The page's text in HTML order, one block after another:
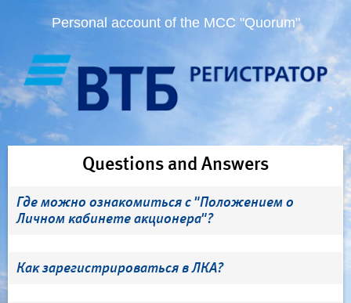
Personal account of the MCC "Quorum"
Questions and Answers
Где можно ознакомиться с "Положением о
Личном кабинете акционера"?
Как зарегистрироваться в ЛКА?